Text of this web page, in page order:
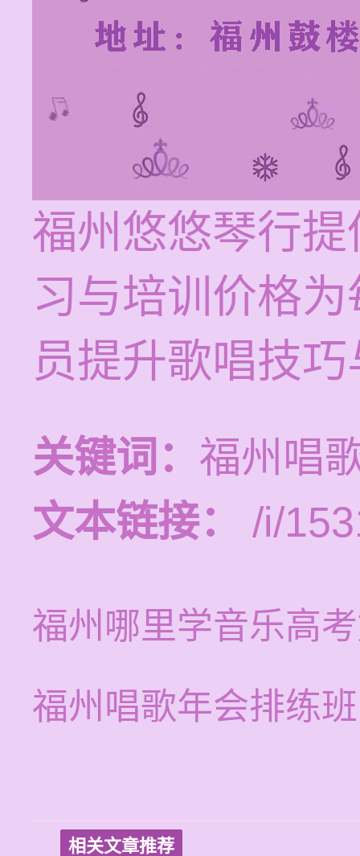
福州悠悠琴行
习与培训价格
员提升歌唱技
关键词： 福州唱
文本链接：
/i/
福州哪里学音乐高
福州唱歌年会排练
相关文章推荐